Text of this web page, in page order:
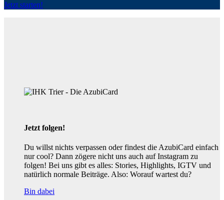
Jetzt starten!
Jetzt folgen!
Du willst nichts verpassen oder findest die AzubiCard einfach
nur cool? Dann zögere nicht uns auch auf Instagram zu
folgen! Bei uns gibt es alles: Stories, Highlights, IGTV und
natürlich normale Beiträge. Also: Worauf wartest du?
Bin dabei